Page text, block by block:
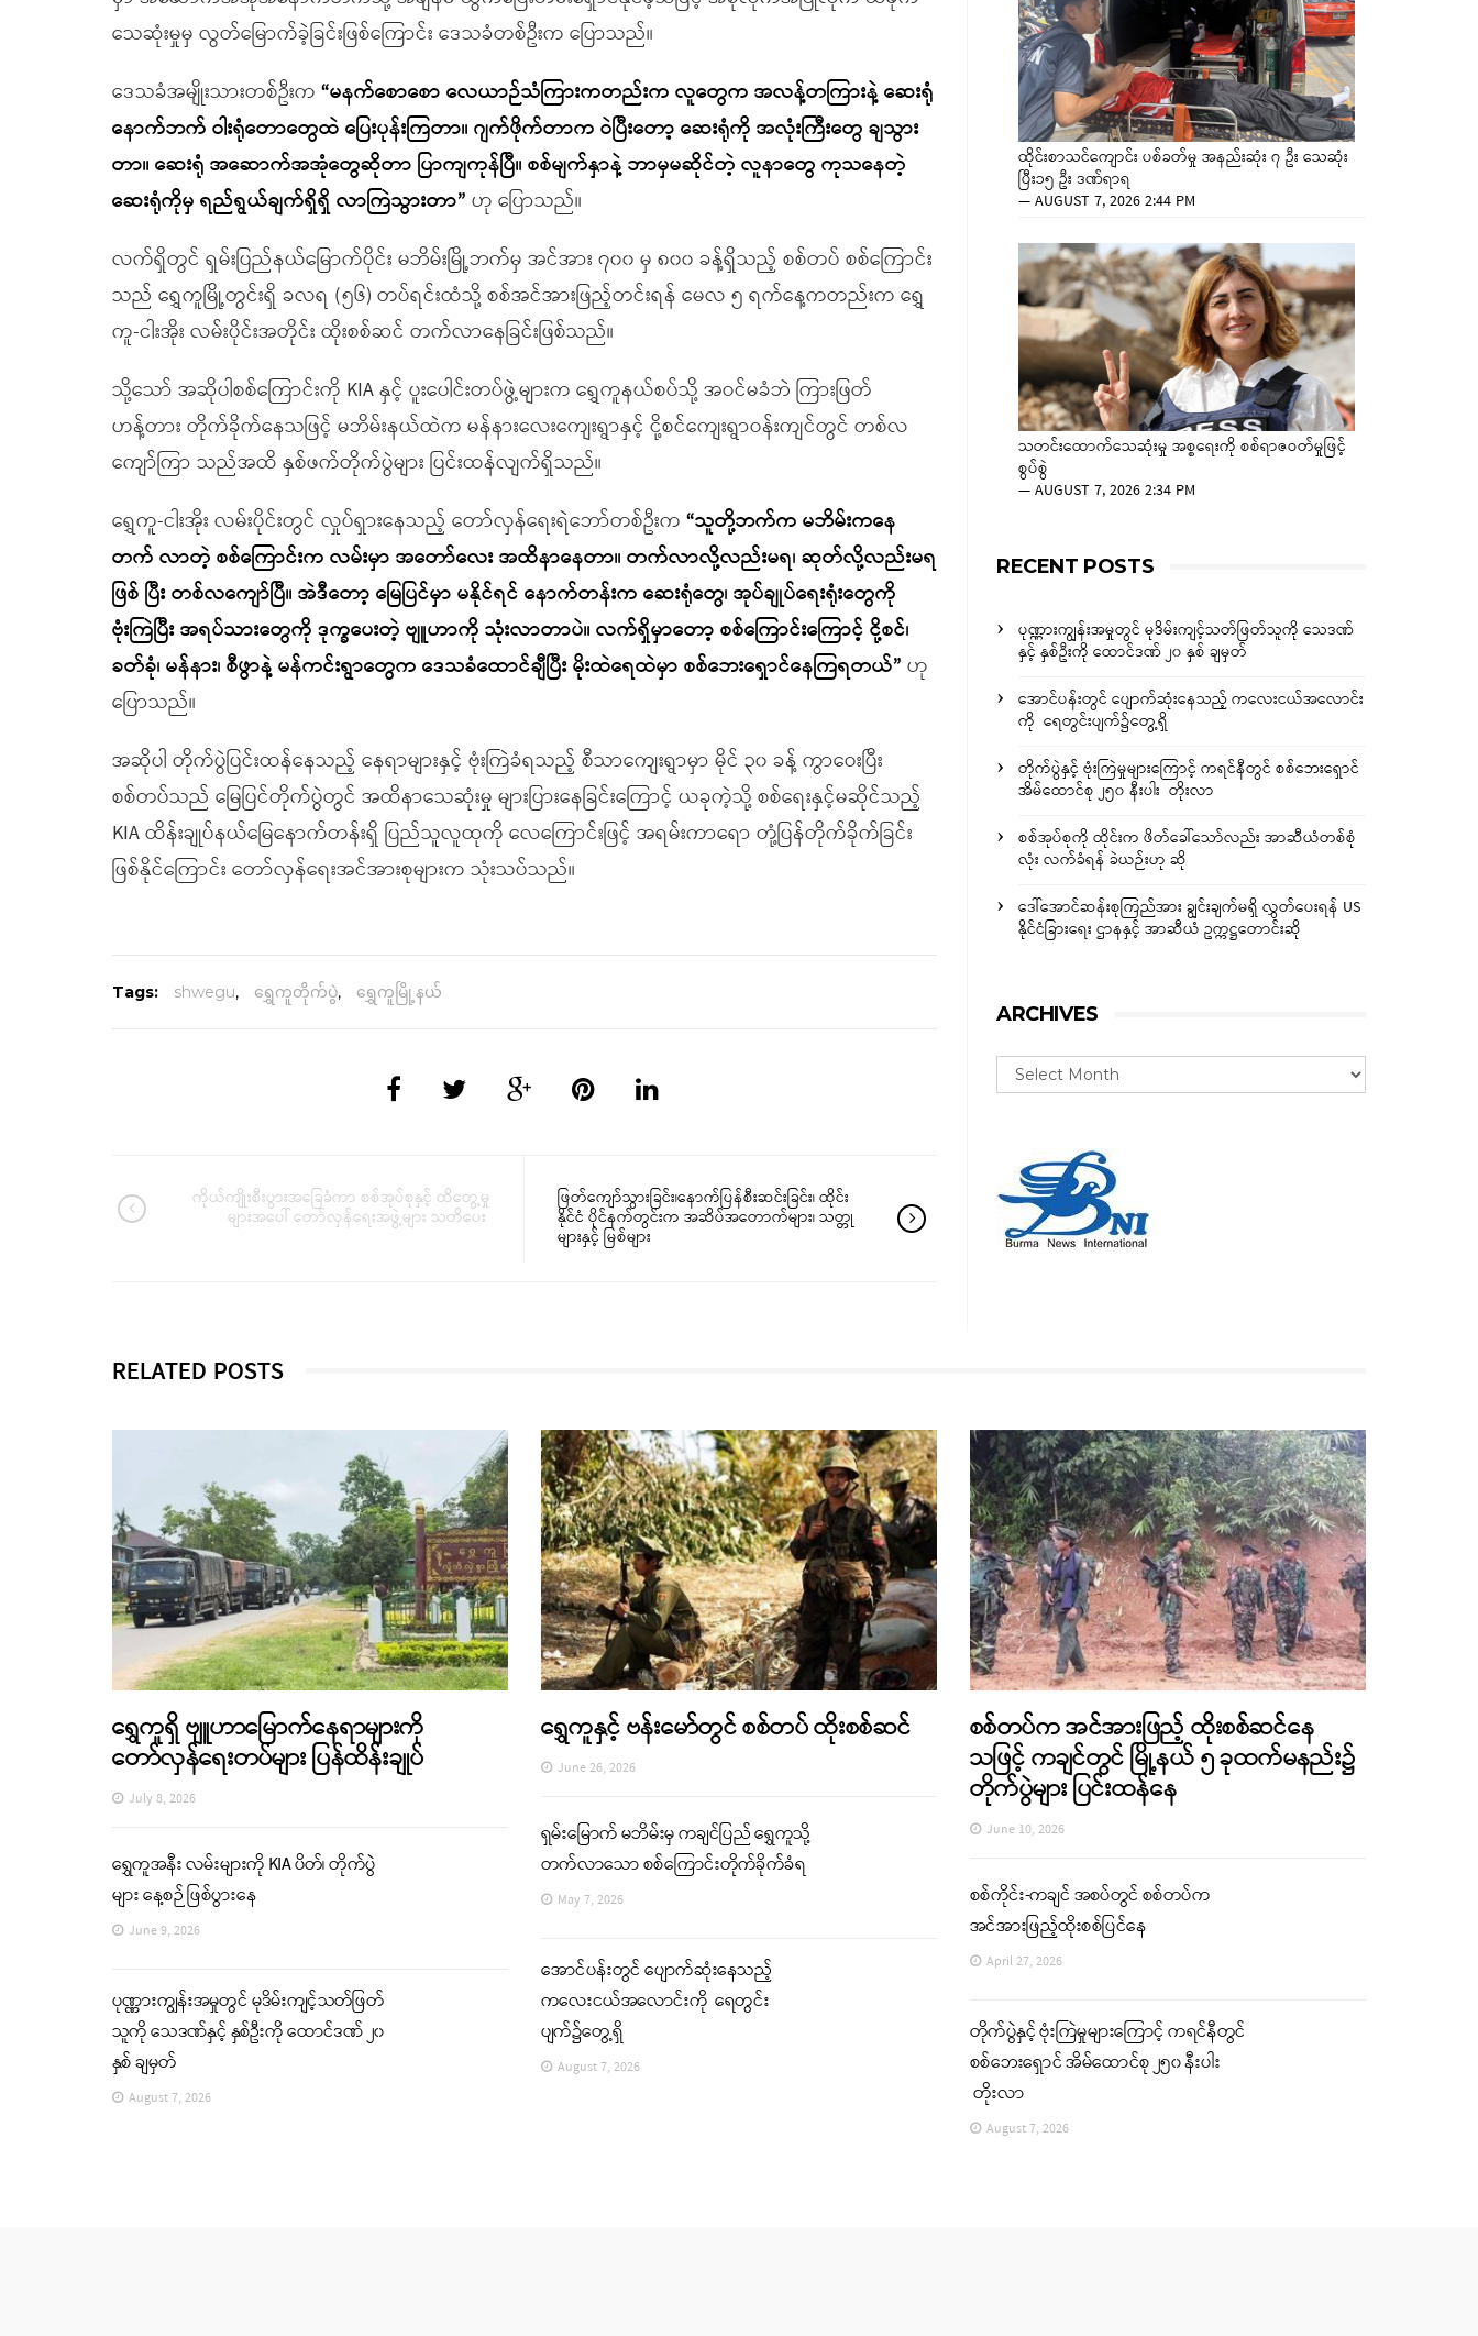
သေဆုံးမှုမှ လွတ်မြောက်ခဲ့ခြင်းဖြစ်ကြောင်း ဒေသခံတစ်ဦးက ပြောသည်။
ဒေသခံအမျိုးသားတစ်ဦးက “မနက်စောစော လေယာဉ်သံကြားကတည်းက လူတွေက အလန့်တကြားနဲ့ ဆေးရုံ
နောက်ဘက် ဝါးရုံတောတွေထဲ ပြေးပုန်းကြတာ။ ဂျက်ဖိုက်တာက ဝဲပြီးတော့ ဆေးရုံကို အလုံးကြီးတွေ ချသွား
တာ။ ဆေးရုံ အဆောက်အအုံတွေဆိုတာ ပြာကျကုန်ပြီ။ စစ်မျက်နှာနဲ့ ဘာမှမဆိုင်တဲ့ လူနာတွေ ကုသနေတဲ့
ဆေးရုံကိုမှ ရည်ရွယ်ချက်ရှိရှိ လာကြဲသွားတာ” ဟု ပြောသည်။
လက်ရှိတွင် ရှမ်းပြည်နယ်မြောက်ပိုင်း မဘိမ်းမြို့ဘက်မှ အင်အား ၇၀၀ မှ ၈၀၀ ခန့်ရှိသည့် စစ်တပ် စစ်ကြောင်း
သည် ရွှေကူမြို့တွင်းရှိ ခလရ (၅၆) တပ်ရင်းထံသို့ စစ်အင်အားဖြည့်တင်းရန် မေလ ၅ ရက်နေ့ကတည်းက ရွှေ
ကူ-ငါးအိုး လမ်းပိုင်းအတိုင်း ထိုးစစ်ဆင် တက်လာနေခြင်းဖြစ်သည်။
သို့သော် အဆိုပါစစ်ကြောင်းကို KIA နှင့် ပူးပေါင်းတပ်ဖွဲ့များက ရွှေကူနယ်စပ်သို့ အဝင်မခံဘဲ ကြားဖြတ်
ဟန့်တား တိုက်ခိုက်နေသဖြင့် မဘိမ်းနယ်ထဲက မန်နားလေးကျေးရွာနှင့် ငို့စင်ကျေးရွာဝန်းကျင်တွင် တစ်လ
ကျော်ကြာ သည်အထိ နှစ်ဖက်တိုက်ပွဲများ ပြင်းထန်လျက်ရှိသည်။
ရွှေကူ-ငါးအိုး လမ်းပိုင်းတွင် လှုပ်ရှားနေသည့် တော်လှန်ရေးရဲဘော်တစ်ဦးက “သူတို့ဘက်က မဘိမ်းကနေ
တက် လာတဲ့ စစ်ကြောင်းက လမ်းမှာ အတော်လေး အထိနာနေတာ။ တက်လာလို့လည်းမရ၊ ဆုတ်လို့လည်းမရ
ဖြစ် ပြီး တစ်လကျော်ပြီ။ အဲဒီတော့ မြေပြင်မှာ မနိုင်ရင် နောက်တန်းက ဆေးရုံတွေ၊ အုပ်ချုပ်ရေးရုံးတွေကို
ဗုံးကြဲပြီး အရပ်သားတွေကို ဒုက္ခပေးတဲ့ ဗျူဟာကို သုံးလာတာပဲ။ လက်ရှိမှာတော့ စစ်ကြောင်းကြောင့် ငို့စင်၊
ခတ်ခုံ၊ မန်နား၊ စီဖွာနဲ့ မန်ကင်းရွာတွေက ဒေသခံထောင်ချီပြီး မိုးထဲရေထဲမှာ စစ်ဘေးရှောင်နေကြရတယ်” ဟု
ပြောသည်။
အဆိုပါ တိုက်ပွဲပြင်းထန်နေသည့် နေရာများနှင့် ဗုံးကြဲခံရသည့် စီသာကျေးရွာမှာ မိုင် ၃၀ ခန့် ကွာဝေးပြီး
စစ်တပ်သည် မြေပြင်တိုက်ပွဲတွင် အထိနာသေဆုံးမှု များပြားနေခြင်းကြောင့် ယခုကဲ့သို့ စစ်ရေးနှင့်မဆိုင်သည့်
KIA ထိန်းချုပ်နယ်မြေနောက်တန်းရှိ ပြည်သူလူထုကို လေကြောင်းဖြင့် အရမ်းကာရော တုံ့ပြန်တိုက်ခိုက်ခြင်း
ဖြစ်နိုင်ကြောင်း တော်လှန်ရေးအင်အားစုများက သုံးသပ်သည်။
Tags: shwegu, ရွှေကူတိုက်ပွဲ, ရွှေကူမြို့နယ်
ကိုယ်ကျိုးစီးပွားအခြေခံကာ စစ်အုပ်စုနှင့် ထိတွေ့မှု
များအပေါ် တော်လှန်ရေးအဖွဲ့များ သတိပေး
ဖြတ်ကျော်သွားခြင်း၊နောက်ပြန်စီးဆင်းခြင်း၊ ထိုင်း
နိုင်ငံ ပိုင်နက်တွင်းက အဆိပ်အတောက်များ၊ သတ္တု
များနှင့် မြစ်များ
ထိုင်းစာသင်ကျောင်း ပစ်ခတ်မှု အနည်းဆုံး ၇ ဦး သေဆုံး
ပြီး၁၅ ဦး ဒဏ်ရာရ
—AUGUST 7, 2026 2:44 PM
သတင်းထောက်သေဆုံးမှု အစ္စရေးကို စစ်ရာဇဝတ်မှုဖြင့်
စွပ်စွဲ
—AUGUST 7, 2026 2:34 PM
RECENT POSTS
ပုဏ္ဏားကျွန်းအမှုတွင် မုဒိမ်းကျင့်သတ်ဖြတ်သူကို သေဒဏ်
နှင့် နှစ်ဦးကို ထောင်ဒဏ် ၂၀ နှစ် ချမှတ်
အောင်ပန်းတွင် ပျောက်ဆုံးနေသည့် ကလေးငယ်အလောင်း
ကို ရေတွင်းပျက်၌တွေ့ရှိ
တိုက်ပွဲနှင့် ဗုံးကြဲမှုများကြောင့် ကရင်နီတွင် စစ်ဘေးရှောင်
အိမ်ထောင်စု ၂၅၀ နီးပါး တိုးလာ
စစ်အုပ်စုကို ထိုင်းက ဖိတ်ခေါ်သော်လည်း အာဆီယံတစ်စုံ
လုံး လက်ခံရန် ခဲယဉ်းဟု ဆို
ဒေါ်အောင်ဆန်းစုကြည်အား ချွင်းချက်မရှိ လွှတ်ပေးရန် US
နိုင်ငံခြားရေး ဌာနနှင့် အာဆီယံ ဥက္ကဋ္ဌတောင်းဆို
ARCHIVES
RELATED POSTS
ရွှေကူရှိ ဗျူဟာမြောက်နေရာများကို
တော်လှန်ရေးတပ်များ ပြန်ထိန်းချုပ်
July 8, 2026
ရွှေကူအနီး လမ်းများကို KIA ပိတ်၊ တိုက်ပွဲ
များ နေ့စဉ် ဖြစ်ပွားနေ
June 9, 2026
ပုဏ္ဏားကျွန်းအမှုတွင် မုဒိမ်းကျင့်သတ်ဖြတ်
သူကို သေဒဏ်နှင့် နှစ်ဦးကို ထောင်ဒဏ် ၂၀
နှစ် ချမှတ်
August 7, 2026
ရွှေကူနှင့် ဗန်းမော်တွင် စစ်တပ် ထိုးစစ်ဆင်
June 26, 2026
ရှမ်းမြောက် မဘိမ်းမှ ကချင်ပြည် ရွှေကူသို့
တက်လာသော စစ်ကြောင်းတိုက်ခိုက်ခံရ
May 7, 2026
အောင်ပန်းတွင် ပျောက်ဆုံးနေသည့်
ကလေးငယ်အလောင်းကို ရေတွင်း
ပျက်၌တွေ့ရှိ
August 7, 2026
စစ်တပ်က အင်အားဖြည့် ထိုးစစ်ဆင်နေ
သဖြင့် ကချင်တွင် မြို့နယ် ၅ ခုထက်မနည်း၌
တိုက်ပွဲများ ပြင်းထန်နေ
June 10, 2026
စစ်ကိုင်း-ကချင် အစပ်တွင် စစ်တပ်က
အင်အားဖြည့်ထိုးစစ်ပြင်နေ
April 27, 2026
တိုက်ပွဲနှင့် ဗုံးကြဲမှုများကြောင့် ကရင်နီတွင်
စစ်ဘေးရှောင် အိမ်ထောင်စု ၂၅၀ နီးပါး
တိုးလာ
August 7, 2026